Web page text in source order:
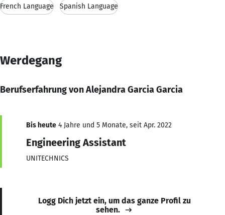
French Language Spanish Language
Werdegang
Berufserfahrung von Alejandra Garcia Garcia
Bis heute 4 Jahre und 5 Monate, seit Apr. 2022
Engineering Assistant
UNITECHNICS
Logg Dich jetzt ein, um das ganze Profil zu
sehen.